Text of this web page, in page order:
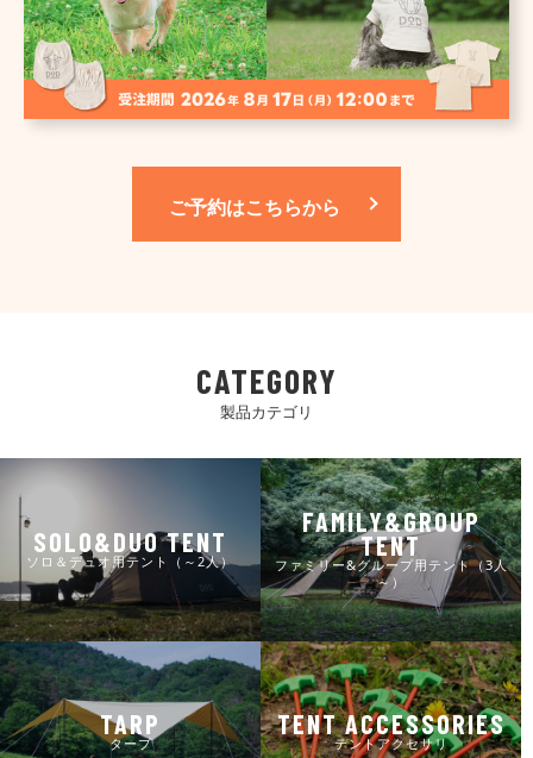
ご予約はこちらから
CATEGORY
製品カテゴリ
SOLO&DUO TENT
ソロ＆デュオ用テント（～2人）
FAMILY&GROUP
TENT
ファミリー&グループ用テント（3人
～）
TARP
タープ
TENT ACCESSORIES
テントアクセサリ